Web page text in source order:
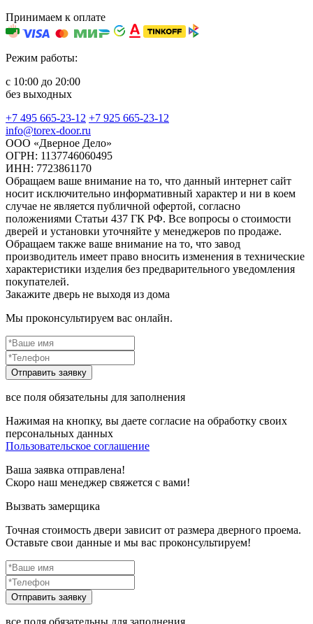
Принимаем к оплате
Режим работы:
с 10:00 до 20:00
без выходных
+7 495 665-23-12 +7 925 665-23-12
info@torex-door.ru
ООО «Дверное Дело»
ОГРН: 1137746060495
ИНН: 7723861170
Обращаем ваше внимание на то, что данный интернет сайт
носит исключительно информативный характер и ни в коем
случае не является публичной офертой, согласно
положениями Статьи 437 ГК РФ. Все вопросы о стоимости
дверей и установки уточняйте у менеджеров по продаже.
Обращаем также ваше внимание на то, что завод
производитель имеет право вносить изменения в технические
характеристики изделия без предварительного уведомления
покупателей.
Закажите дверь не выходя из дома
Мы проконсультируем вас онлайн.
все поля обязательны для заполнения
Нажимая на кнопку, вы даете согласие на обработку своих
персональных данных
Пользовательское соглашение
Ваша заявка отправлена!
Скоро наш менеджер свяжется с вами!
Вызвать замерщика
Точная стоимость двери зависит от размера дверного проема.
Оставьте свои данные и мы вас проконсультируем!
все поля обязательны для заполнения